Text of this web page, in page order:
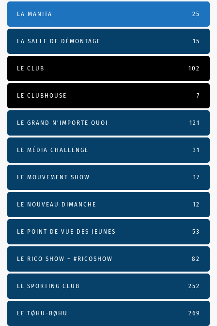
LA MANITA 25
LA SALLE DE DÉMONTAGE 15
LE CLUB 102
LE CLUBHOUSE 7
LE GRAND N’IMPORTE QUOI 121
LE MÉDIA CHALLENGE 31
LE MOUVEMENT SHOW 17
LE NOUVEAU DIMANCHE 12
LE POINT DE VUE DES JEUNES 53
LE RICO SHOW – #RICOSHOW 82
LE SPORTING CLUB 252
LE TØHU-BØHU 269